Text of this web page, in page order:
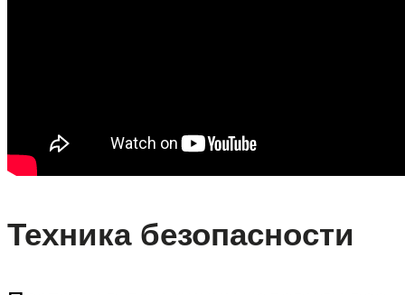
Техника безопасности